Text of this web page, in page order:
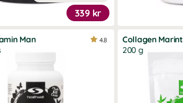
339 kr
Man
4.8
Collagen Marint
200 g